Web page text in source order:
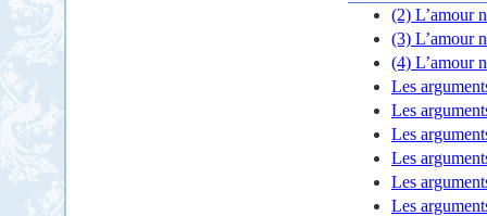
(2) L’amour
(3 ) L’amour
(4) L’amour
Les
Les
Les
Les
Les
Les